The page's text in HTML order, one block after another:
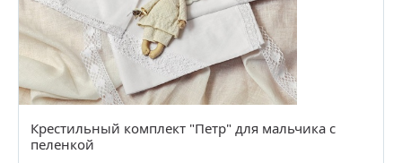
Крестильный комплект "Петр" для мальчика с
пеленкой